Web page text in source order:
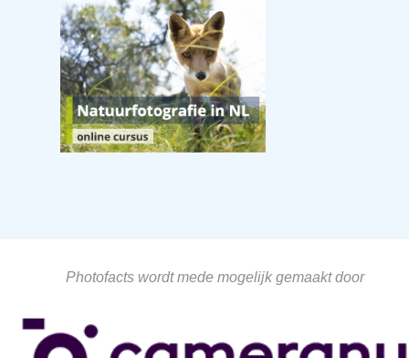
Photofacts wordt mede mogelijk gemaakt door